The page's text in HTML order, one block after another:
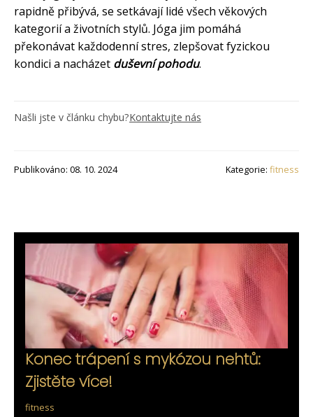
rapidně přibývá, se setkávají lidé všech věkových
kategorií a životních stylů. Jóga jim pomáhá
překonávat každodenní stres, zlepšovat fyzickou
kondici a nacházet duševní pohodu.
Našli jste v článku chybu?Kontaktujte nás
Publikováno: 08. 10. 2024 Kategorie: fitness
Konec trápení s mykózou nehtů:
Zjistěte více!
fitness